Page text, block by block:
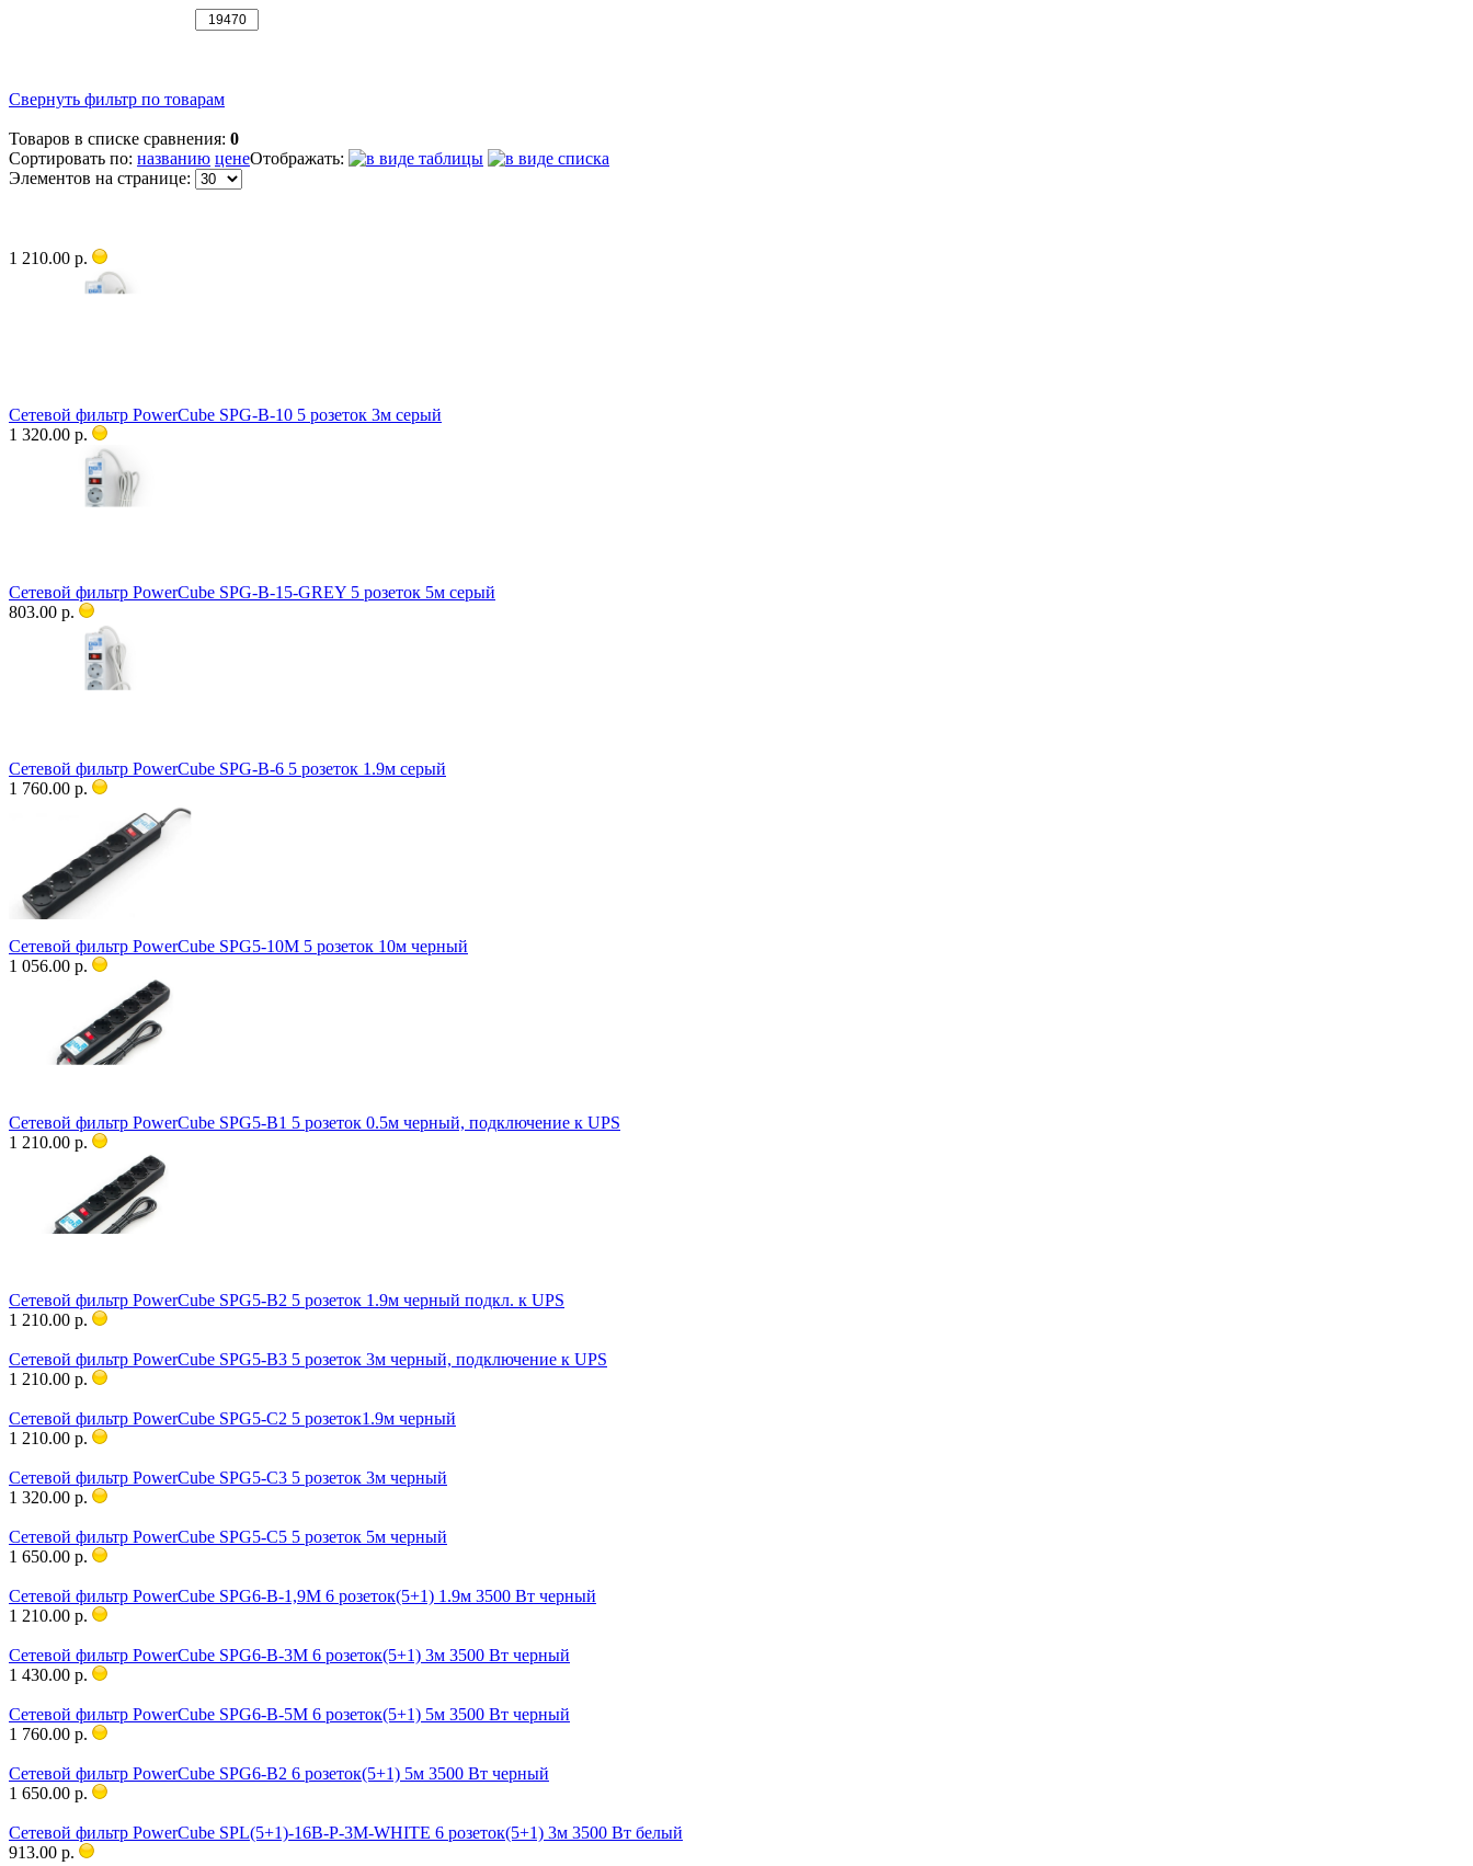
Свернуть фильтр по товарам
Товаров в списке сравнения: 0
Сортировать по: названию ценеОтображать:
Элементов на странице:
1 210.00 р.
Сетевой фильтр PowerCube SPG-B-10 5 розеток 3м серый
1 320.00 р.
Сетевой фильтр PowerCube SPG-B-15-GREY 5 розеток 5м серый
803.00 р.
Сетевой фильтр PowerCube SPG-B-6 5 розеток 1.9м серый
1 760.00 р.
Сетевой фильтр PowerCube SPG5-10M 5 розеток 10м черный
1 056.00 р.
Сетевой фильтр PowerCube SPG5-В1 5 розеток 0.5м черный, подключение к UPS
1 210.00 р.
Сетевой фильтр PowerCube SPG5-В2 5 розеток 1.9м черный подкл. к UPS
1 210.00 р.
Сетевой фильтр PowerCube SPG5-В3 5 розеток 3м черный, подключение к UPS
1 210.00 р.
Сетевой фильтр PowerCube SPG5-С2 5 розеток1.9м черный
1 210.00 р.
Сетевой фильтр PowerCube SPG5-С3 5 розеток 3м черный
1 320.00 р.
Сетевой фильтр PowerCube SPG5-С5 5 розеток 5м черный
1 650.00 р.
Сетевой фильтр PowerCube SPG6-B-1,9M 6 розеток(5+1) 1.9м 3500 Вт черный
1 210.00 р.
Сетевой фильтр PowerCube SPG6-B-3M 6 розеток(5+1) 3м 3500 Вт черный
1 430.00 р.
Сетевой фильтр PowerCube SPG6-B-5M 6 розеток(5+1) 5м 3500 Вт черный
1 760.00 р.
Сетевой фильтр PowerCube SPG6-B2 6 розеток(5+1) 5м 3500 Вт черный
1 650.00 р.
Сетевой фильтр PowerCube SPL(5+1)-16B-P-3М-WHITE 6 розеток(5+1) 3м 3500 Вт белый
913.00 р.